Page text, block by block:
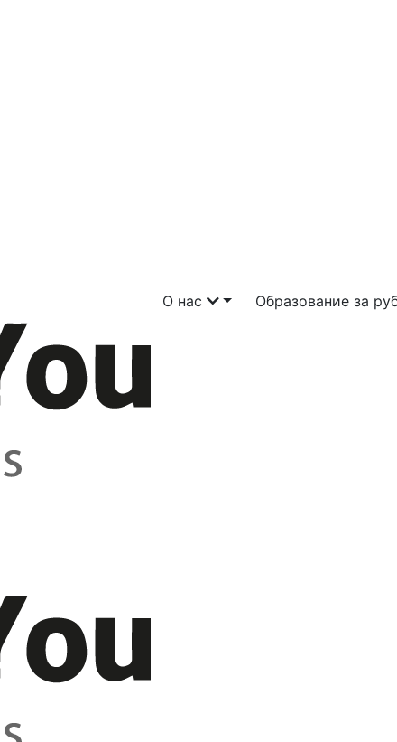
О нас Образование за